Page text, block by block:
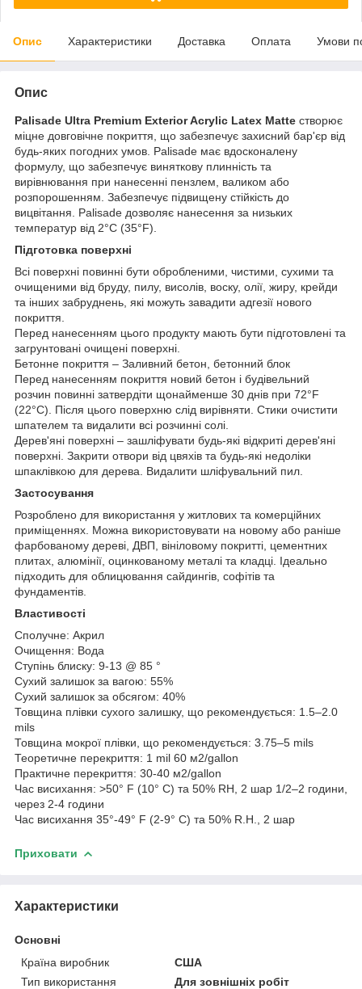
Опис Характеристики Доставка Оплата Умови
Опис
Palisade Ultra Premium Exterior Acrylic Latex Matte створює
міцне довговічне покриття, що забезпечує захисний бар'єр від
будь-яких погодних умов. Palisade має вдосконалену
формулу, що забезпечує виняткову плинність та
вирівнювання при нанесенні пензлем, валиком або
розпорошенням. Забезпечує підвищену стійкість до
вицвітання. Palisade дозволяє нанесення за низьких
температур від 2°C (35°F).
Підготовка поверхні
Всі поверхні повинні бути обробленими, чистими, сухими та
очищеними від бруду, пилу, висолів, воску, олії, жиру, крейди
та інших забруднень, які можуть завадити адгезії нового
покриття.
Перед нанесенням цього продукту мають бути підготовлені та
загрунтовані очищені поверхні.
Бетонне покриття – Заливний бетон, бетонний блок
Перед нанесенням покриття новий бетон і будівельний
розчин повинні затвердіти щонайменше 30 днів при 72°F
(22°C). Після цього поверхню слід вирівняти. Стики очистити
шпателем та видалити всі розчинні солі.
Дерев'яні поверхні – зашліфувати будь-які відкриті дерев'яні
поверхні. Закрити отвори від цвяхів та будь-які недоліки
шпаклівкою для дерева. Видалити шліфувальний пил.
Застосування
Розроблено для використання у житлових та комерційних
приміщеннях. Можна використовувати на новому або раніше
фарбованому дереві, ДВП, вініловому покритті, цементних
плитах, алюмінії, оцинкованому металі та кладці. Ідеально
підходить для облицювання сайдингів, софітів та
фундаментів.
Властивості
Сполучне: Акрил
Очищення: Вода
Ступінь блиску: 9-13 @ 85 °
Сухий залишок за вагою: 55%
Сухий залишок за обсягом: 40%
Товщина плівки сухого залишку, що рекомендується: 1.5–2.0
mils
Товщина мокрої плівки, що рекомендується: 3.75–5 mils
Теоретичне перекриття: 1 mil 60 м2/gallon
Практичне перекриття: 30-40 м2/gallon
Час висихання: >50° F (10° C) та 50% RH, 2 шар 1/2–2 години,
через 2-4 години
Час висихання 35°-49° F (2-9° C) та 50% R.H., 2 шар
Приховати
Характеристики
Основні
Країна виробник
США
Тип використання
Для зовнішніх робіт